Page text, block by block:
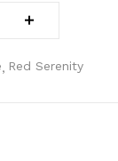
Red Serenity